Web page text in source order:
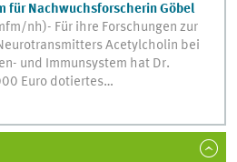
für Nachwuchsforscherin Göbel
nh)- Für ihre Forschungen zur
Acetylcholin bei
und Immunsystem hat Dr.
Euro dotiertes…